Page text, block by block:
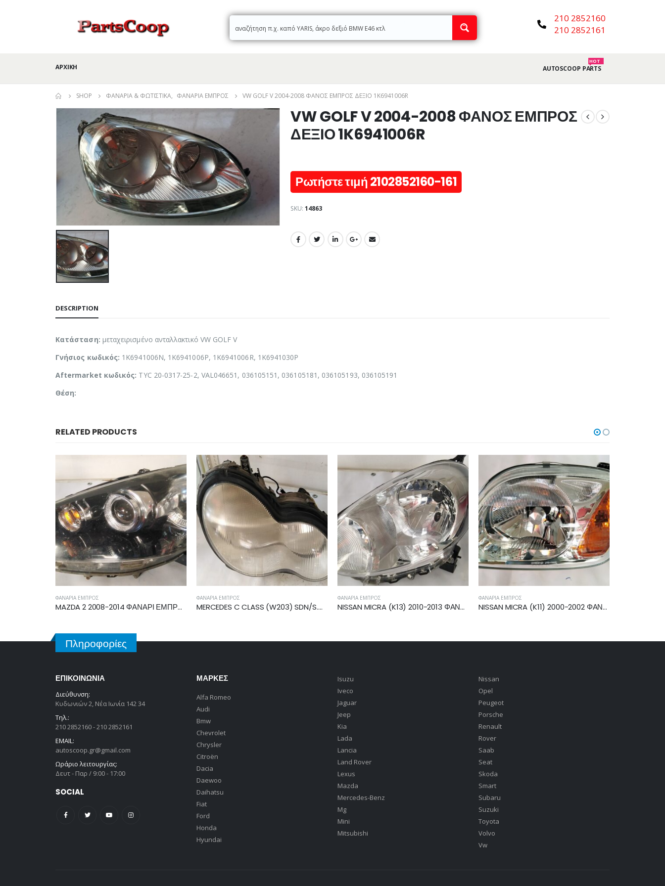
210 2852160
210 2852161
ΑΡΧΙΚΉ AUTOSCOOP PARTS
HOT
SHOP ΦΑΝΆΡΙΑ & ΦΩΤΙΣΤΙΚΆ, ΦΑΝΆΡΙΑ ΕΜΠΡΌΣ VW GOLF V 2004-2008 ΦΑΝΟΣ ΕΜΠΡΟΣ ΔΕΞΙΟ 1K6941006R
VW GOLF V 2004-2008 ΦΑΝΟΣ ΕΜΠΡΟΣ
ΔΕΞΙΟ 1K6941006R
Ρωτήστε τιμή 2102852160-161
SKU: 14863
DESCRIPTION
Κατάσταση: μεταχειρισμένο ανταλλακτικό VW GOLF V
Γνήσιος κωδικός: 1K6941006N, 1K6941006P, 1K6941006R, 1K6941030P
Aftermarket κωδικός: TYC 20-0317-25-2, VAL046651, 036105151, 036105181, 036105193, 036105191
Θέση:
RELATED PRODUCTS
ΦΑΝΆΡΙΑ ΕΜΠΡΌΣ
MERCEDES C CLASS (W203) SDN/S.W. 2000-2003 ΦΑΝΑΡΙ ΕΜΠΡΟΣ ΔΕΞΙΟ A2038200261
ΦΑΝΆΡΙΑ ΕΜΠΡΌΣ
NISSAN MICRA (K13) 2010-2013 ΦΑΝΑΡΙ ΕΜΠΡΟΣ ΑΡΙΣΤΕΡΟ 26060-1HB0A
ΦΑΝΆΡΙΑ ΕΜΠΡΌΣ
NISSAN MICRA (K11) 2000-2002 ΦΑΝΟΣ ΕΜΠΡΟΣ ΑΡΙΣΤΕΡΟΣ B60601F511
ΦΑΝΆΡΙΑ ΕΜΠΡΌΣ
RENAULT MEGANE 1999-2002 ΦΑΝΑΡΙ ΕΜΠΡΟΣ ΔΕΞΙΟ 7701047180
Πληροφορίες
ΕΠΙΚΟΙΝΩΝΊΑ
Διεύθυνση:
Κυδωνιών 2, Νέα Ιωνία 142 34
Τηλ.:
210 2852160 - 210 2852161
EMAIL:
autoscoop.gr@gmail.com
Ωράριο λειτουργίας:
Δευτ - Παρ / 9:00 - 17:00
SOCIAL
ΜΆΡΚΕΣ
Alfa Romeo
Audi
Bmw
Chevrolet
Chrysler
Citroën
Dacia
Daewoo
Daihatsu
Fiat
Ford
Honda
Hyundai
Isuzu
Iveco
Jaguar
Jeep
Kia
Lada
Lancia
Land Rover
Lexus
Mazda
Mercedes-Benz
Mg
Mini
Mitsubishi
Nissan
Opel
Peugeot
Porsche
Renault
Rover
Saab
Seat
Skoda
Smart
Subaru
Suzuki
Toyota
Volvo
Vw